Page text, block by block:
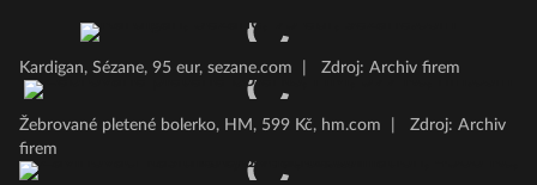
Kardigan, Sézane, 95 eur, sezane.com Zdroj: Archiv firem
Žebrované pletené bolerko, HM, 599 Kč, hm.com
Zdroj: Archiv
firem